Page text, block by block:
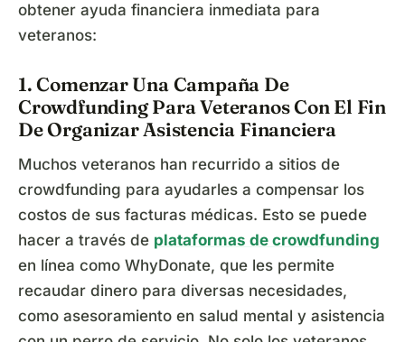
obtener ayuda financiera inmediata para
veteranos:
1. Comenzar Una Campaña De
Crowdfunding Para Veteranos Con El Fin
De Organizar Asistencia Financiera
Muchos veteranos han recurrido a sitios de
crowdfunding para ayudarles a compensar los
costos de sus facturas médicas. Esto se puede
hacer a través de plataformas de crowdfunding
en línea como WhyDonate, que les permite
recaudar dinero para diversas necesidades,
como asesoramiento en salud mental y asistencia